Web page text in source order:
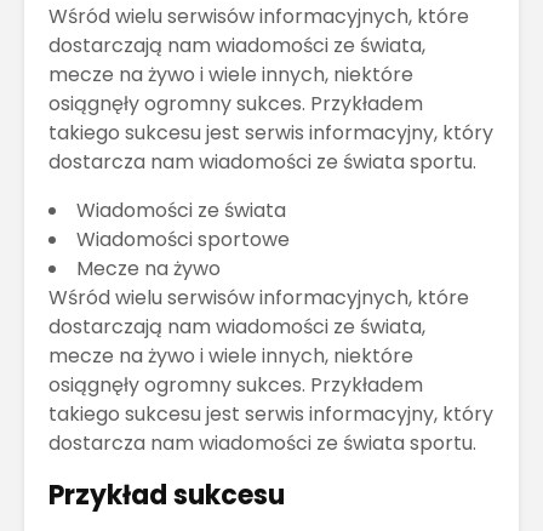
Wśród wielu serwisów informacyjnych, które
dostarczają nam wiadomości ze świata,
mecze na żywo i wiele innych, niektóre
osiągnęły ogromny sukces. Przykładem
takiego sukcesu jest serwis informacyjny, który
dostarcza nam wiadomości ze świata sportu.
Wiadomości ze świata
Wiadomości sportowe
Mecze na żywo
Wśród wielu serwisów informacyjnych, które
dostarczają nam wiadomości ze świata,
mecze na żywo i wiele innych, niektóre
osiągnęły ogromny sukces. Przykładem
takiego sukcesu jest serwis informacyjny, który
dostarcza nam wiadomości ze świata sportu.
Przykład sukcesu